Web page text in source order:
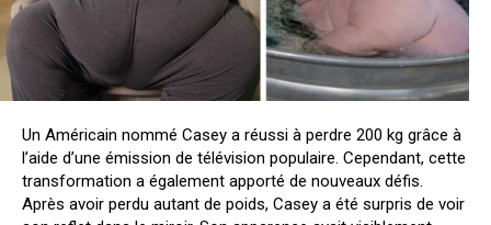
Un Américain nommé Casey a réussi à perdre 200 kg grâce à
l’aide d’une émission de télévision populaire. Cependant, cette
transformation a également apporté de nouveaux défis.
Après avoir perdu autant de poids, Casey a été surpris de voir